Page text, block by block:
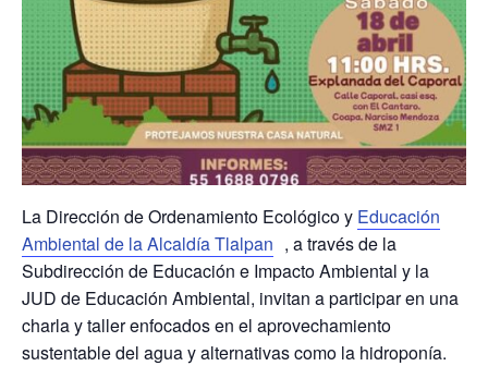
La Dirección de Ordenamiento Ecológico y Educación
Ambiental de la Alcaldía Tlalpan , a través de la
Subdirección de Educación e Impacto Ambiental y la
JUD de Educación Ambiental, invitan a participar en una
charla y taller enfocados en el aprovechamiento
sustentable del agua y alternativas como la hidroponía.